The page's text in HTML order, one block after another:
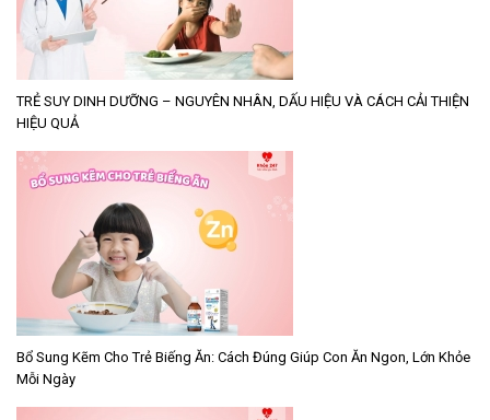
TRẺ SUY DINH DƯỠNG – NGUYÊN NHÂN, DẤU HIỆU VÀ CÁCH CẢI THIỆN
HIỆU QUẢ
Bổ Sung Kẽm Cho Trẻ Biếng Ăn: Cách Đúng Giúp Con Ăn Ngon, Lớn Khỏe
Mỗi Ngày